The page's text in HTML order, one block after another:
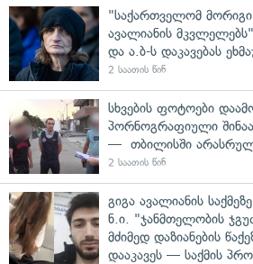
"საქართველომ
ავალიანის
და ა.ბ-ს დაკავებას
2 საათის წინ
სხვების ფოტოები
პორნოგრაფიული
— თბილისში
2 საათის წინ
გიგა ავალიანის
ნ.ი. "ჯანმთელობის
მძიმედ დაზიანების
დააკავეს — საქმის